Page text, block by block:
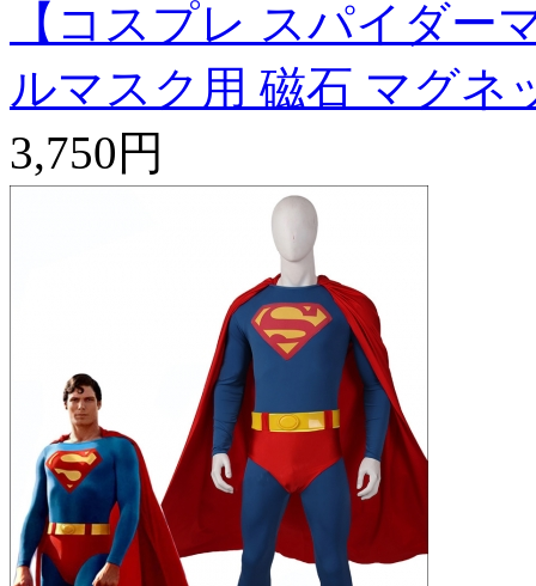
【コスプレ スパイダ
ルマスク用 磁石 マグネ
3,750円